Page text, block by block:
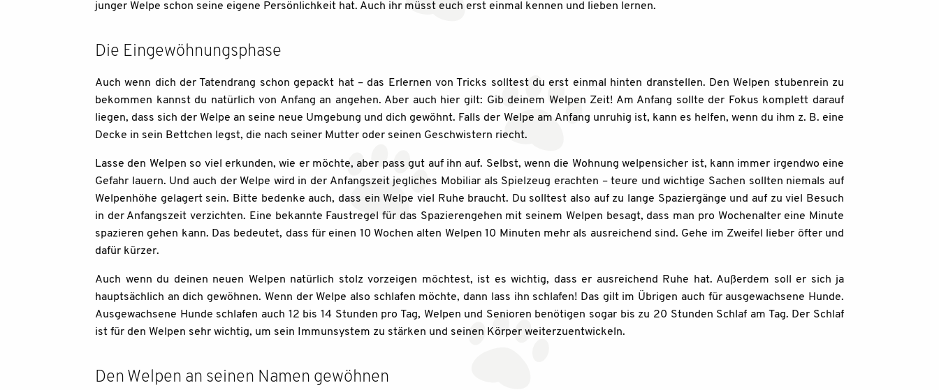
junger Welpe schon seine eigene Persönlichkeit hat. Auch ihr müsst euch erst einmal kennen und lieben lernen.
Die Eingewöhnungsphase
Auch wenn dich der Tatendrang schon gepackt hat – das Erlernen von Tricks solltest du erst einmal hinten dranstellen. Den Welpen stubenrein zu
bekommen kannst du natürlich von Anfang an angehen. Aber auch hier gilt: Gib deinem Welpen Zeit! Am Anfang sollte der Fokus komplett darauf
liegen, dass sich der Welpe an seine neue Umgebung und dich gewöhnt. Falls der Welpe am Anfang unruhig ist, kann es helfen, wenn du ihm z. B. eine
Decke in sein Bettchen legst, die nach seiner Mutter oder seinen Geschwistern riecht.
Lasse den Welpen so viel erkunden, wie er möchte, aber pass gut auf ihn auf. Selbst, wenn die Wohnung welpensicher ist, kann immer irgendwo eine
Gefahr lauern. Und auch der Welpe wird in der Anfangszeit jegliches Mobiliar als Spielzeug erachten – teure und wichtige Sachen sollten niemals auf
Welpenhöhe gelagert sein. Bitte bedenke auch, dass ein Welpe viel Ruhe braucht. Du solltest also auf zu lange Spaziergänge und auf zu viel Besuch
in der Anfangszeit verzichten. Eine bekannte Faustregel für das Spazierengehen mit seinem Welpen besagt, dass man pro Wochenalter eine Minute
spazieren gehen kann. Das bedeutet, dass für einen 10 Wochen alten Welpen 10 Minuten mehr als ausreichend sind. Gehe im Zweifel lieber öfter und
dafür kürzer.
Auch wenn du deinen neuen Welpen natürlich stolz vorzeigen möchtest, ist es wichtig, dass er ausreichend Ruhe hat. Außerdem soll er sich ja
hauptsächlich an dich gewöhnen. Wenn der Welpe also schlafen möchte, dann lass ihn schlafen! Das gilt im Übrigen auch für ausgewachsene Hunde.
Ausgewachsene Hunde schlafen auch 12 bis 14 Stunden pro Tag, Welpen und Senioren benötigen sogar bis zu 20 Stunden Schlaf am Tag. Der Schlaf
ist für den Welpen sehr wichtig, um sein Immunsystem zu stärken und seinen Körper weiterzuentwickeln.
Den Welpen an seinen Namen gewöhnen